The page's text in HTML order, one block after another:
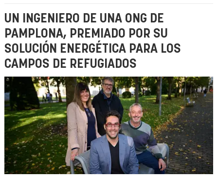
UN INGENIERO DE UNA ONG DE
PAMPLONA, PREMIADO POR SU
SOLUCIÓN ENERGÉTICA PARA LOS
CAMPOS DE REFUGIADOS